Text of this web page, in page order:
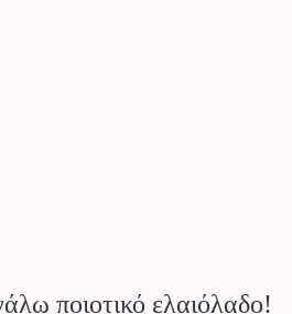
ποιοτικό ελαιόλαδο!